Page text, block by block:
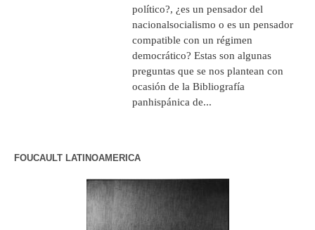
político?, ¿es un pensador del
nacionalsocialismo o es un pensador
compatible con un régimen
democrático? Estas son algunas
preguntas que se nos plantean con
ocasión de la Bibliografía
panhispánica de...
FOUCAULT LATINOAMERICA